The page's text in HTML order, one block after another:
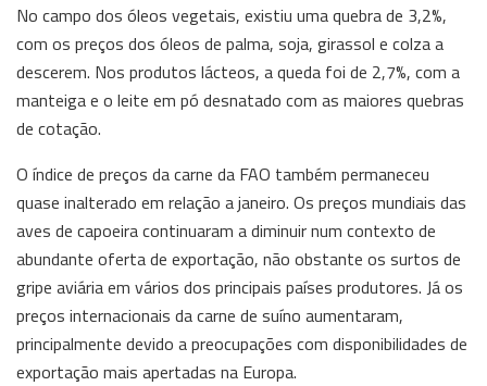
No campo dos óleos vegetais, existiu uma quebra de 3,2%,
com os preços dos óleos de palma, soja, girassol e colza a
descerem. Nos produtos lácteos, a queda foi de 2,7%, com a
manteiga e o leite em pó desnatado com as maiores quebras
de cotação.
O índice de preços da carne da FAO também permaneceu
quase inalterado em relação a janeiro. Os preços mundiais das
aves de capoeira continuaram a diminuir num contexto de
abundante oferta de exportação, não obstante os surtos de
gripe aviária em vários dos principais países produtores. Já os
preços internacionais da carne de suíno aumentaram,
principalmente devido a preocupações com disponibilidades de
exportação mais apertadas na Europa.